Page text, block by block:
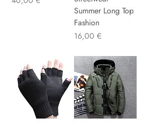
Summer Long Top
Fashion
Precio
16,00 €